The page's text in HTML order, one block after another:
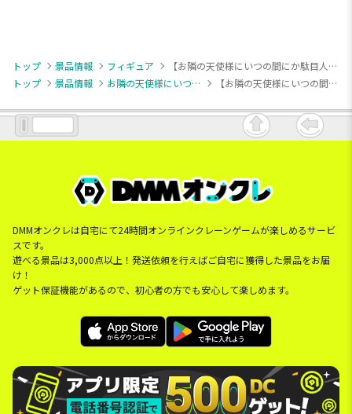
トップ 景品情報 フィギュア
【お隣の天使様にいつの間にか駄目人間にされていた件】【椎名真昼】お隣の天使様にいつの間にか駄目人間にされていた件 -Relax time-椎名真昼
トップ
景品情報 お隣の天使様にいつの間にか駄目人間にされていた件 【お隣の天使様にいつの間にか駄目人間にされていた件】【椎名真昼】お隣の天使様にいつの間にか駄目人間にされていた件 -Relax time-椎名真昼
DMMオンクレは自宅にて24時間オンラインクレーンゲームが楽しめるサービ
スです。
遊べる景品は3,000点以上！発送依頼を行えばご自宅に獲得した景品をお届
け！
ゲット保証機能があるので、初心者の方でも安心して楽しめます。